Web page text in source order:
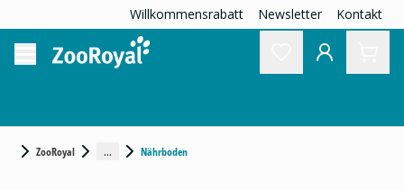
Willkommensrabatt Newsletter Kontakt
ZooRoyal ... Nährboden